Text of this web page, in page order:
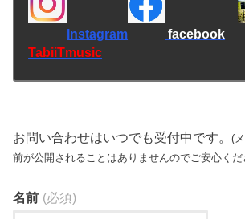
Instagram
facebook
TabiiTmusic
お問い合わせはいつでも受付中です。(
前が公開されることはありませんのでご安心くだ
名前 (必須)